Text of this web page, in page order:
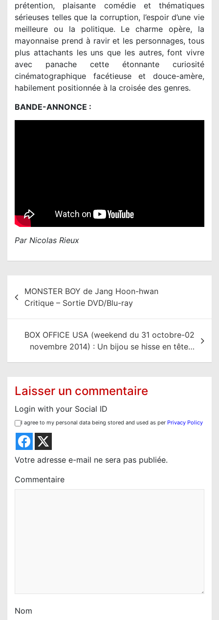
prétention, plaisante comédie et thématiques
sérieuses telles que la corruption, l’espoir d’une vie
meilleure ou la politique. Le charme opère, la
mayonnaise prend à ravir et les personnages, tous
plus attachants les uns que les autres, font vivre
avec panache cette étonnante curiosité
cinématographique facétieuse et douce-amère,
habilement positionnée à la croisée des genres.
BANDE-ANNONCE :
Par Nicolas Rieux
d
MONSTER BOY de Jang Hoon-hwan
Critique – Sortie DVD/Blu-ray
BOX OFFICE USA (weekend du 31 octobre-02
novembre 2014) : Un bijou se hisse en tête…
Laisser un commentaire
Login with your Social ID
I agree to my personal data being stored and used as per Privacy Policy
Votre adresse e-mail ne sera pas publiée.
Commentaire
Nom